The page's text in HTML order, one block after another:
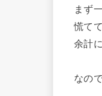
まず
慌て
余計
なの